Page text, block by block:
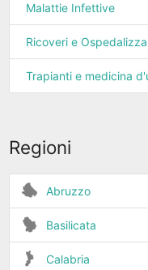
Malattie Infettive
Ricoveri e
Trapianti e medicina
Regioni
Abruzzo
Basilicata
Calabria